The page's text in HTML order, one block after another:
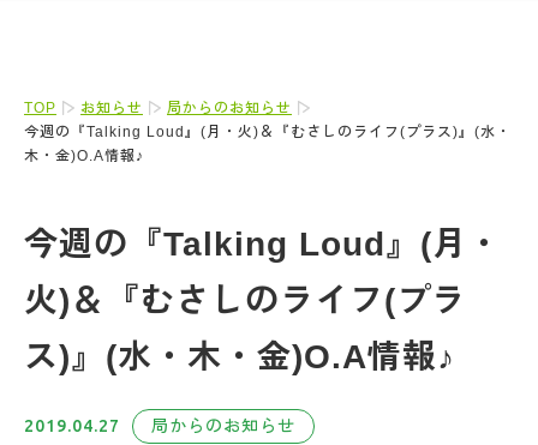
TOP お知らせ
局からのお知らせ
今週の『Talking Loud』(月・火)＆『むさしのライフ(プラス)』(水・
木・金)O.A情報♪
今週の『Talking Loud』(月・
火)＆『むさしのライフ(プラ
ス)』(水・木・金)O.A情報♪
2019.04.27 局からのお知らせ